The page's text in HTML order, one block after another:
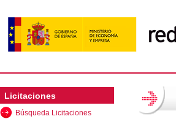
Licitaciones
Búsqueda Licitaciones